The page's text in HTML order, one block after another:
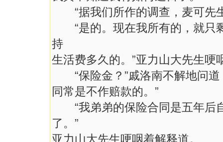
“据我们所作的调查，麦可先
“是的。现在我所有的，就只
持
生活费多久的。”亚力山大先生哽
“保险金？”戚洛南不解地问道
同常是不作赔款的。”
“我弟弟的保险合同是五年后
了。”
亚力山大先生哽咽着解释道。